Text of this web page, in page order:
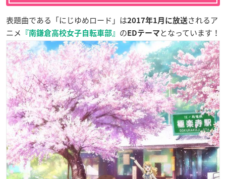
表題曲である「にじゆめロード」は2017年1月に放送されるア
ニメ
『南鎌倉高校女子自転車部』 の EDテーマ となっています！